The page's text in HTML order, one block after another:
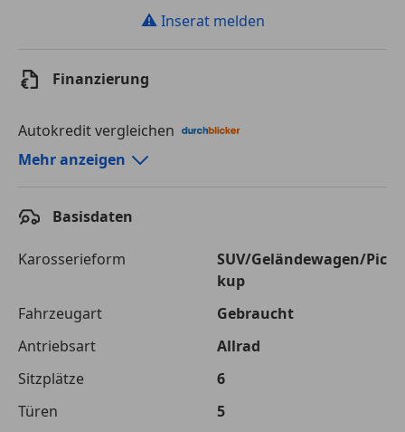
⚠ Inserat melden
Finanzierung
Autokredit vergleichen
Autokredit-Rechner von durchblicker.at
120 Monate
Kreditbetrag
€ 70 000,-
Gesamtbetrag
Einberechnete Gebühren
€ 0,-
Mehr anzeigen
Basisdaten
Karosserieform
SUV/Geländewagen/Pic
kup
Fahrzeugart
Gebraucht
Antriebsart
Allrad
Sitzplätze
6
Türen
5